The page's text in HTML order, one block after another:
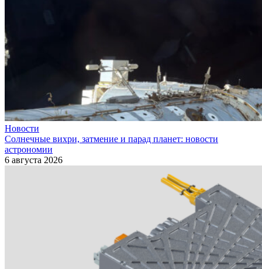
Новости
Солнечные вихри, затмение и парад планет: новости
астрономии
6 августа 2026